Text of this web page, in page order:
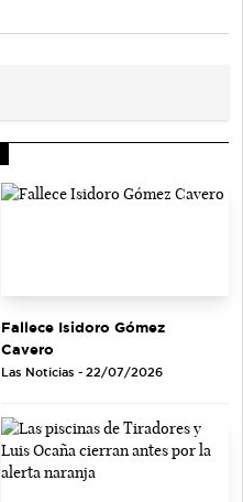
Fallece Isidoro Gómez
Cavero
Las Noticias - 22/07/2026